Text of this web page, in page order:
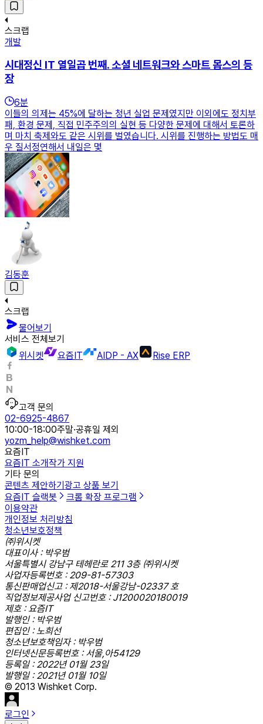
스크랩
개발
시대정신 IT 열일곱 번째. 소셜 네트워크와 스마트 몹스의 등
장
6분
이들의 의제는 45%에 달하는 청년 실업 문제였지만 이외에도 정치부
패, 환경 문제, 직접 민주주의의 실현 등 다양한 문제에 대해서 토론하
며 마치 축제와도 같은 시위를 벌였습니다. 시위를 진행하는 방법도 매
우 질서정연해서 내일은 몇
김동훈
스크랩
물어보기
서비스 전체보기
위시켓
요즘IT AIDP - AX Rise ERP
고객 문의
02-6925-4867
10:00-18:00주말·공휴일 제외
yozm_help@wishket.com
요즘IT
요즘IT 소개작가 지원
기타 문의
콘텐츠 제안하기 광고 상품 보기
요즘IT 슬랙봇
크롬 확장 프로그램
이용약관
개인정보 처리방침
청소년보호정책
㈜위시켓
대표이사 : 박우범
서울특별시 강남구 테헤란로 211 3층 ㈜위시켓
사업자등록번호 : 209-81-57303
통신판매업신고 : 제2018-서울강남-02337 호
직업정보제공사업 신고번호 : J1200020180019
제호 : 요즘IT
발행인 : 박우범
편집인 : 노희선
청소년보호책임자 : 박우범
인터넷신문등록번호 : 서울,아54129
등록일 : 2022년 01월 23일
발행일 : 2021년 01월 10일
© 2013 Wishket Corp.
로그인